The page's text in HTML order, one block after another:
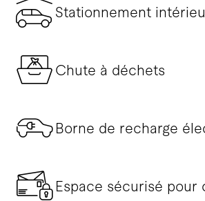
Stationnement
Chute à déchets
Borne de recharge
Espace sécurisé pour